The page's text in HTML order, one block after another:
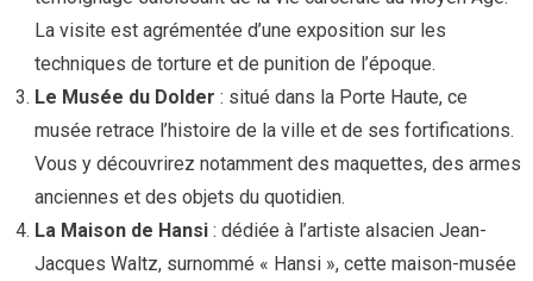
La visite est agrémentée d’une exposition sur les
techniques de torture et de punition de l’époque.
Le Musée du Dolder : situé dans la Porte Haute, ce
musée retrace l’histoire de la ville et de ses fortifications.
Vous y découvrirez notamment des maquettes, des armes
anciennes et des objets du quotidien.
La Maison de Hansi: dédiée à l’artiste alsacien Jean-
Jacques Waltz, surnommé « Hansi », cette maison-musée